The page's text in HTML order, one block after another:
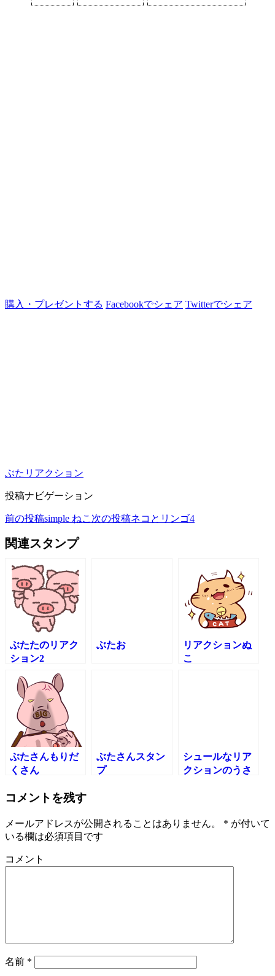
購入・プレゼントする Facebookでシェア Twitterでシェア
ぶた リアクション
投稿ナビゲーション
前の投稿simple ねこ 次の投稿ネコとリンゴ4
関連スタンプ
ぶたたのリアク
ション2
ぶたお
リアクションぬ
こ
ぶたさんもりだ
くさん
ぶたさんスタン
プ
シュールなリア
クションのうさ
コメントを残す
メールアドレスが公開されることはありません。 * が付いて
いる欄は必須項目です
コメント
名前 *